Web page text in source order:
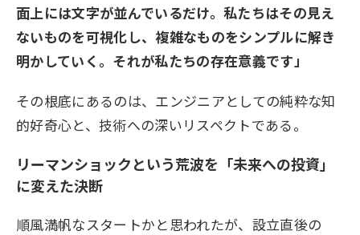
面上には文字が並んでいるだけ。私たちはその見え
ないものを可視化し、複雑なものをシンプルに解き
明かしていく。それが私たちの存在意義です」
その根底にあるのは、エンジニアとしての純粋な知
的好奇心と、技術への深いリスペクトである。
リーマンショックという荒波を「未来への投資」
に変えた決断
順風満帆なスタートかと思われたが、設立直後の